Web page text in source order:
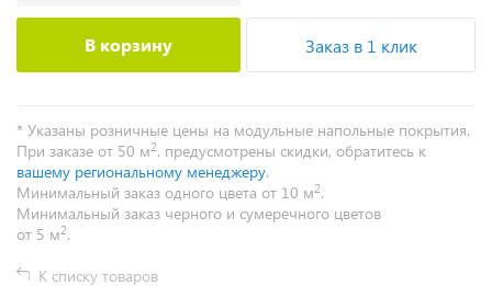
В корзину Заказ в 1 клик
* Указаны розничные цены на модульные напольные покрытия.
При заказе от 50 м2. предусмотрены скидки, обратитесь к
вашему региональному менеджеру.
Минимальный заказ одного цвета от 10 м2.
Минимальный заказ черного и сумеречного цветов
от 5 м2.
К списку товаров